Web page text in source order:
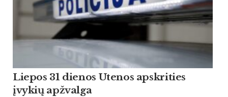
Liepos 31 dienos Utenos apskrities
įvykių apžvalga